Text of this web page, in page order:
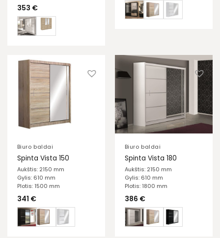
353 €
Biuro baldai
Spinta Vista 150
Aukštis: 2150 mm
Gylis: 610 mm
Plotis: 1500 mm
341 €
Biuro baldai
Spinta Vista 180
Aukštis: 2150 mm
Gylis: 610 mm
Plotis: 1800 mm
386 €